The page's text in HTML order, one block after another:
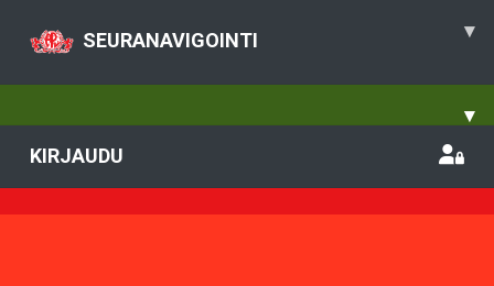
SEURANAVIGOINTI ▾
▾
KIRJAUDU